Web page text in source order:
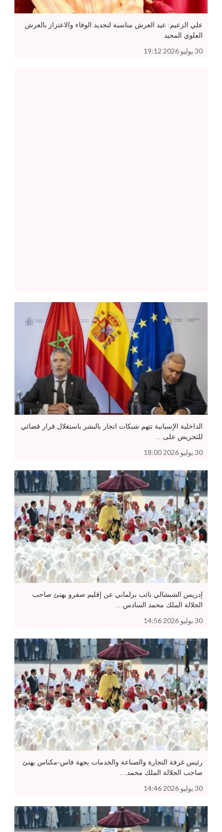
علي الزعيم: عيد العرش مناسبة لتجديد الوفاء والاعتزاز بالعرش
العلوي المجيد
30 يوليو 2026 19:12
الداخلية الإسبانية تتهم شبكات اتجار بالبشر باستغلال قرار قضائي
للتحريض على…
30 يوليو 2026 18:00
إدريس الشبشالي نائب برلماني عن إقليم صفرو يهنئ صاحب
الجلالة الملك محمد السادس…
30 يوليو 2026 14:56
رئيس غرفة التجارة والصناعة والخدمات بجهة فاس-مكناس يهنئ
صاحب الجلالة الملك محمد…
30 يوليو 2026 14:46